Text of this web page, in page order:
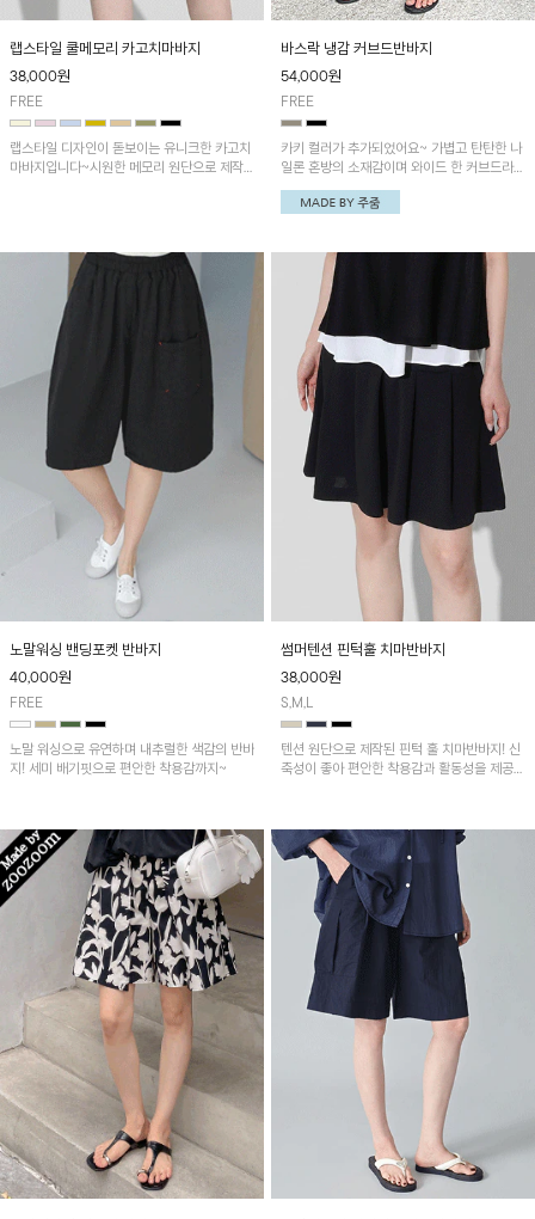
랩스타일 쿨메모리 카고치마바지
38,000원
FREE
랩스타일 디자인이 돋보이는 유니크한 카고치
마바지입니다~시원한 메모리 원단으로 제작
바스락 냉감 커브드반바지
54,000원
FREE
카키 컬러가 추가되었어요~ 가볍고 탄탄한 나
일론 혼방의 소재감이며 와이드 한 커브드라인
의 실루엣이 멋스러운 팬츠예요~ 또한 뒷밴딩
으로 편안하게 착용된답니다
노말워싱 밴딩포켓 반바지
40,000원
FREE
노말 워싱으로 유연하며 내추럴한 색감의 반바
지! 세미 배기핏으로 편안한 착용감까지~
썸머텐션 핀턱훌 치마반바지
38,000원
S,M,L
텐션 원단으로 제작된 핀턱 훌 치마반바지! 신
축성이 좋아 편안한 착용감과 활동성을 제공하